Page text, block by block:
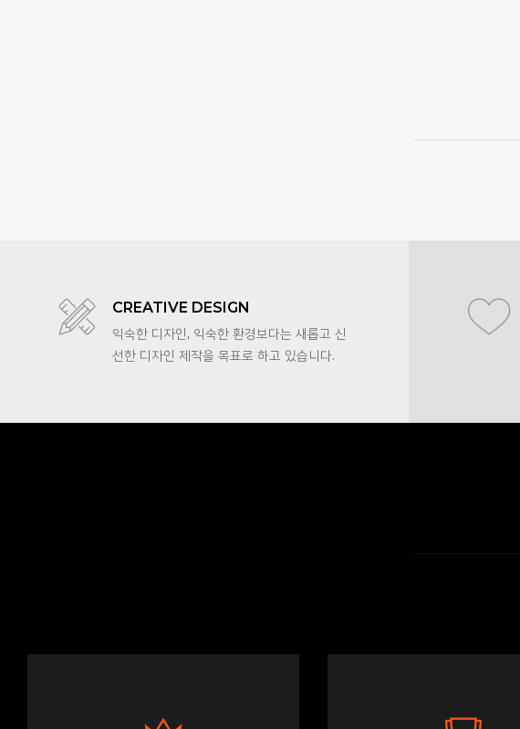
CREATIVE DESIGN
익숙한 디자인, 익숙한 환경보다는 새롭고 신
선한 디자인 제작을 목표로 하고 있습니다.